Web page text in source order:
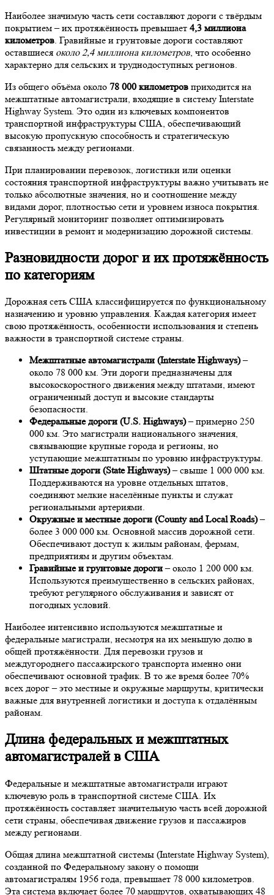
Наиболее значимую часть сети составляют дороги с твёрдым
покрытием – их протяжённость превышает 4,3 миллиона
километров . Гравийные и грунтовые дороги составляют
оставшиеся около 2,4 миллиона километров , что особенно
характерно для сельских и труднодоступных регионов.
Из общего объёма около 78 000 километров приходится на
межштатные автомагистрали, входящие в систему Interstate
Highway System. Это один из ключевых компонентов
транспортной инфраструктуры США, обеспечивающий
высокую пропускную способность и стратегическую
связанность между регионами.
При планировании перевозок, логистики или оценки
состояния транспортной инфраструктуры важно учитывать не
только абсолютные значения, но и соотношение между
видами дорог, плотностью сети и уровнем износа покрытия.
Регулярный мониторинг позволяет оптимизировать
инвестиции в ремонт и модернизацию дорожной системы.
Разновидности дорог и их протяжённость
по категориям
Дорожная сеть США классифицируется по функциональному
назначению и уровню управления. Каждая категория имеет
свою протяжённость, особенности использования и степень
важности в транспортной системе страны.
Межштатные автомагистрали (Interstate Highways)–
около 78 000 км. Эти дороги предназначены для
высокоскоростного движения между штатами, имеют
ограниченный доступ и высокие стандарты
безопасности.
Федеральные дороги (U.S. Highways)– примерно 250
000 км. Это магистрали национального значения,
связывающие крупные города и регионы, но
уступающие межштатным по уровню инфраструктуры.
Штатные дороги (State Highways)– свыше 1 000 000 км.
Поддерживаются на уровне отдельных штатов,
соединяют мелкие населённые пункты и служат
региональными артериями.
Окружные и местные дороги (County and Local Roads)–
более 3 000 000 км. Основной массив дорожной сети.
Обеспечивают доступ к жилым районам, фермам,
предприятиям и другим объектам.
Гравийные и грунтовые дороги– около 1 200 000 км.
Используются преимущественно в сельских районах,
требуют регулярного обслуживания и зависят от
погодных условий.
Наиболее интенсивно используются межштатные и
федеральные магистрали, несмотря на их меньшую долю в
общей протяжённости. Для перевозки грузов и
междугороднего пассажирского транспорта именно они
обеспечивают основной трафик. В то же время более 70%
всех дорог – это местные и окружные маршруты, критически
важные для внутренней логистики и доступа к отдалённым
районам.
Длина федеральных и межштатных
автомагистралей в США
Федеральные и межштатные автомагистрали играют
ключевую роль в транспортной системе США. Их
протяжённость составляет значительную часть всей дорожной
сети страны, обеспечивая движение грузов и пассажиров
между регионами.
Общая длина межштатной системы (Interstate Highway System),
созданной по Федеральному закону о помощи
автомагистралям 1956 года, превышает 78 000 километров.
Эта система включает более 70 маршрутов, охватывающих 48